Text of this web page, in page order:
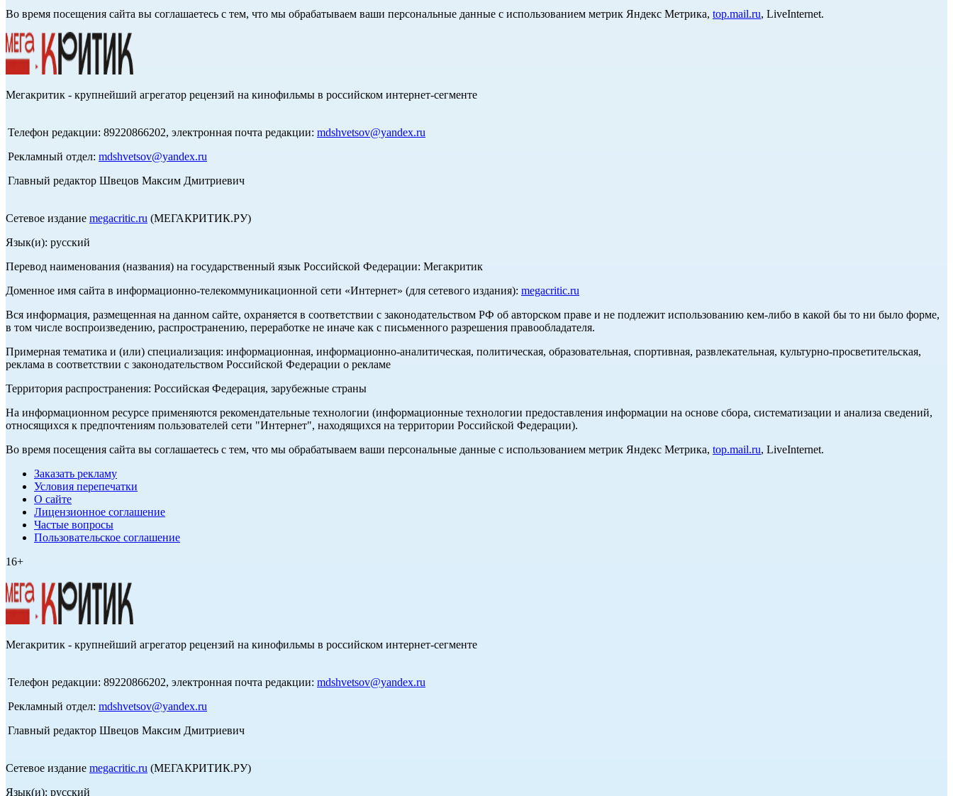
Во время посещения сайта вы соглашаетесь с тем, что мы обрабатываем ваши персональные данные с использованием метрик Яндекс Метрика, top.mail.ru, LiveInternet.
Мегакритик - крупнейший агрегатор рецензий на кинофильмы в российском интернет-сегменте
Телефон редакции: 89220866202, электронная почта редакции: mdshvetsov@yandex.ru
Рекламный отдел: mdshvetsov@yandex.ru
Главный редактор Швецов Максим Дмитриевич
Сетевое издание megacritic.ru (МЕГАКРИТИК.РУ)
Язык(и): русский
Перевод наименования (названия) на государственный язык Российской Федерации: Мегакритик
Доменное имя сайта в информационно-телекоммуникационной сети «Интернет» (для сетевого издания): megacritic.ru
Вся информация, размещенная на данном сайте, охраняется в соответствии с законодательством РФ об авторском праве и не подлежит использованию кем-либо в какой бы то ни было форме,
в том числе воспроизведению, распространению, переработке не иначе как с письменного разрешения правообладателя.
Примерная тематика и (или) специализация: информационная, информационно-аналитическая, политическая, образовательная, спортивная, развлекательная, культурно-просветительская,
реклама в соответствии с законодательством Российской Федерации о рекламе
Территория распространения: Российская Федерация, зарубежные страны
На информационном ресурсе применяются рекомендательные технологии (информационные технологии предоставления информации на основе сбора, систематизации и анализа сведений,
относящихся к предпочтениям пользователей сети "Интернет", находящихся на территории Российской Федерации).
Во время посещения сайта вы соглашаетесь с тем, что мы обрабатываем ваши персональные данные с использованием метрик Яндекс Метрика, top.mail.ru, LiveInternet.
Заказать рекламу
Условия перепечатки
О сайте
Лицензионное соглашение
Частые вопросы
Пользовательское соглашение
16+
Мегакритик - крупнейший агрегатор рецензий на кинофильмы в российском интернет-сегменте
Телефон редакции: 89220866202, электронная почта редакции: mdshvetsov@yandex.ru
Рекламный отдел: mdshvetsov@yandex.ru
Главный редактор Швецов Максим Дмитриевич
Сетевое издание megacritic.ru (МЕГАКРИТИК.РУ)
Язык(и): русский